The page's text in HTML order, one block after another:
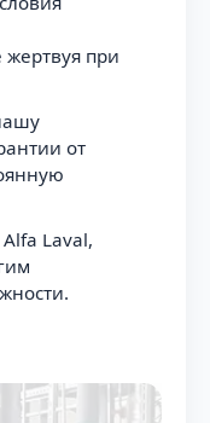
жертвуя при
от
Laval,